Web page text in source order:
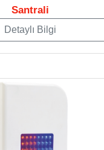
Santrali
Detaylı Bilgi